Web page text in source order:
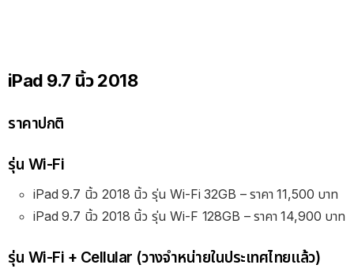
iPad 9.7 นิ้ว 2018
ราคาปกติ
รุ่น Wi-Fi
iPad 9.7 นิ้ว 2018 นิ้ว รุ่น Wi-Fi 32GB – ราคา 11,500 บาท
iPad 9.7 นิ้ว 2018 นิ้ว รุ่น Wi-F 128GB – ราคา 14,900 บาท
รุ่น Wi-Fi + Cellular (วางจำหน่ายในประเทศไทยแล้ว)